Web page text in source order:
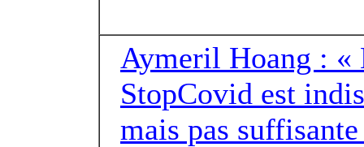
Aymeril Hoang : «
StopCovid est
mais pas